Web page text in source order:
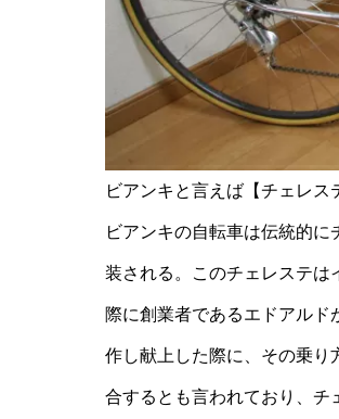
ビアンキと言えば【チェレ
ビアンキの自転車は伝統的
装される。このチェレステは
際に創業者であるエドアルド
作し献上した際に、その乗り
合するとも言われており、チ